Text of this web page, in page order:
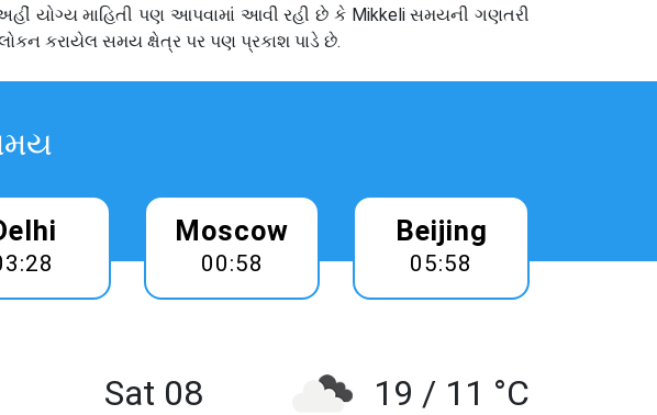
યોગ્ય માહિતી પણ આપવામાં આવી રહી છે કે Mikkeli સમયની ગણતરી
કરાયેલ સમય ક્ષેત્ર પર પણ પ્રકાશ પાડે છે.
Moscow
00:58
Beijing
05:58
Sat 08 19 / 11 °C